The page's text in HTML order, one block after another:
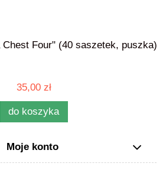
Chest Four" (40 saszetek, puszka)
35,00 zł
do koszyka
Moje konto